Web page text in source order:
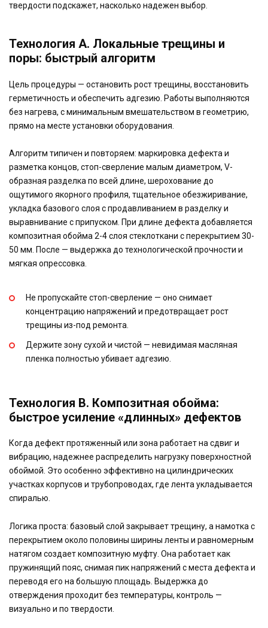
твердости подскажет, насколько надежен выбор.
Технология A. Локальные трещины и
поры: быстрый алгоритм
Цель процедуры — остановить рост трещины, восстановить
герметичность и обеспечить адгезию. Работы выполняются
без нагрева, с минимальным вмешательством в геометрию,
прямо на месте установки оборудования.
Алгоритм типичен и повторяем: маркировка дефекта и
разметка концов, стоп-сверление малым диаметром, V-
образная разделка по всей длине, шерохование до
ощутимого якорного профиля, тщательное обезжиривание,
укладка базового слоя с продавливанием в разделку и
выравнивание с припуском. При длине дефекта добавляется
композитная обойма 2-4 слоя стеклоткани с перекрытием 30-
50 мм. После — выдержка до технологической прочности и
мягкая опрессовка.
Не пропускайте стоп-сверление — оно снимает
концентрацию напряжений и предотвращает рост
трещины из-под ремонта.
Держите зону сухой и чистой — невидимая масляная
пленка полностью убивает адгезию.
Технология B. Композитная обойма:
быстрое усиление «длинных» дефектов
Когда дефект протяженный или зона работает на сдвиг и
вибрацию, надежнее распределить нагрузку поверхностной
обоймой. Это особенно эффективно на цилиндрических
участках корпусов и трубопроводах, где лента укладывается
спиралью.
Логика проста: базовый слой закрывает трещину, а намотка с
перекрытием около половины ширины ленты и равномерным
натягом создает композитную муфту. Она работает как
пружинящий пояс, снимая пик напряжений с места дефекта и
переводя его на большую площадь. Выдержка до
отверждения проходит без температуры, контроль —
визуально и по твердости.